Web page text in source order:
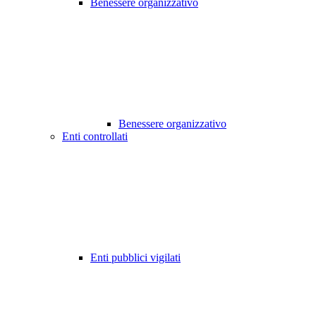
Benessere organizzativo
Benessere organizzativo
Enti controllati
Enti pubblici vigilati